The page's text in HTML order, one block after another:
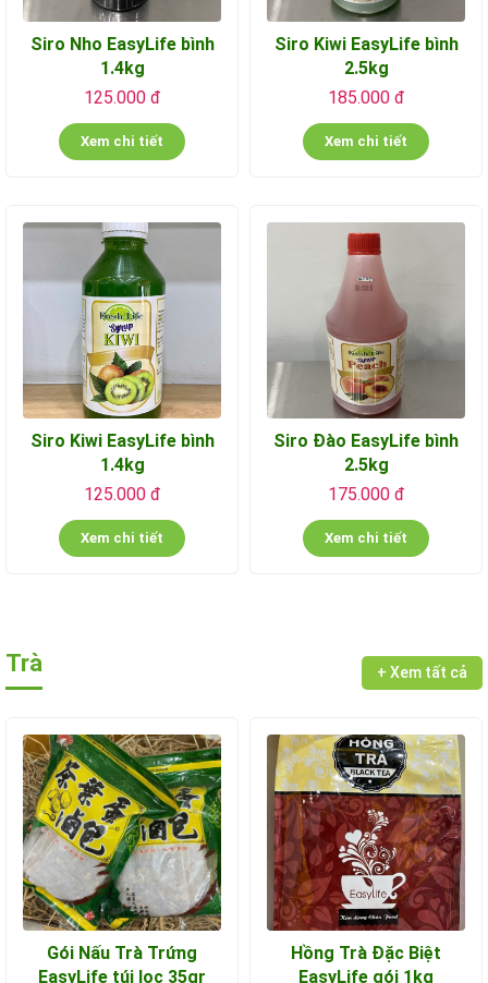
Siro Nho EasyLife bình
1.4kg
125.000 đ
Xem chi tiết
Siro Kiwi EasyLife bình
2.5kg
185.000 đ
Xem chi tiết
Siro Kiwi EasyLife bình
1.4kg
125.000 đ
Xem chi tiết
Siro Đào EasyLife bình
2.5kg
175.000 đ
Xem chi tiết
Trà + Xem tất cả
Gói Nấu Trà Trứng
EasyLife túi lọc 35gr
Hồng Trà Đặc Biệt
EasyLife gói 1kg